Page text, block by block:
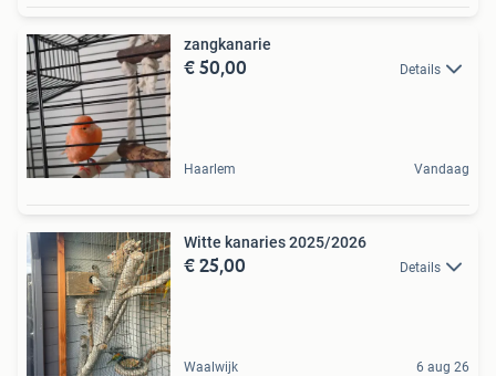
zangkanarie
€ 50,00 Details
Haarlem Vandaag
Witte kanaries 2025/2026
€ 25,00 Details
Waalwijk 6 aug 26